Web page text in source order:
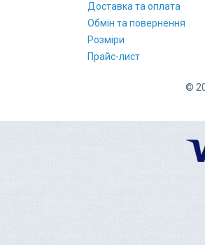
Доставка та оплата
Обмін та повернення
Розміри
Прайс-лист
©